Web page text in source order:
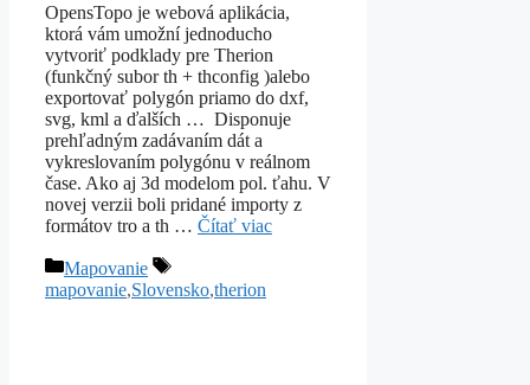
OpensTopo je webová aplikácia,
ktorá vám umožní jednoducho
vytvoriť podklady pre Therion
(funkčný subor th + thconfig )alebo
exportovať polygón priamo do dxf,
svg, kml a ďalších … Disponuje
prehľadným zadávaním dát a
vykreslovaním polygónu v reálnom
čase. Ako aj 3d modelom pol. ťahu. V
novej verzii boli pridané importy z
formátov tro a th … Čítať viac
Kategórie
Mapovanie
Značky
mapovanie,Slovensko,therion